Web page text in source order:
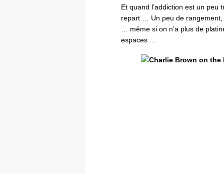
Et quand l’addiction est un peu
repart … Un peu de
… même si on n’a plus de
espaces …